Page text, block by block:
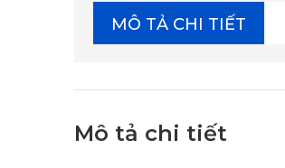
MÔ TẢ CHI TIẾT
Mô tả chi tiết